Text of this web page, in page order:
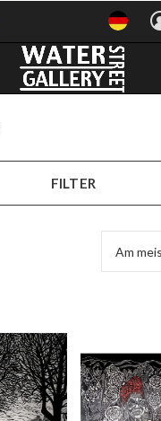
FILTER